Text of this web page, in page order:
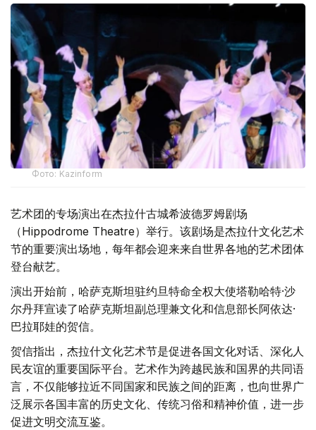
Фото: Kazinform
艺术团的专场演出在杰拉什古城希波德罗姆剧场
（Hippodrome Theatre）举行。该剧场是杰拉什文化艺术
节的重要演出场地，每年都会迎来来自世界各地的艺术团体
登台献艺。
演出开始前，哈萨克斯坦驻约旦特命全权大使塔勒哈特·沙
尔丹拜宣读了哈萨克斯坦副总理兼文化和信息部长阿依达·
巴拉耶娃的贺信。
贺信指出，杰拉什文化艺术节是促进各国文化对话、深化人
民友谊的重要国际平台。艺术作为跨越民族和国界的共同语
言，不仅能够拉近不同国家和民族之间的距离，也向世界广
泛展示各国丰富的历史文化、传统习俗和精神价值，进一步
促进文明交流互鉴。